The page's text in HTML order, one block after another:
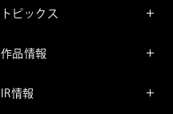
トピックス
レポート
作品情報
IR情報